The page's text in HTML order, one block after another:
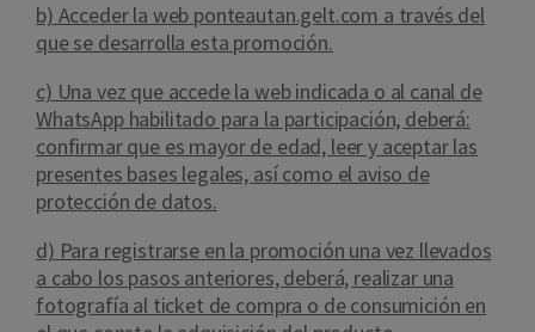
b) Acceder la web ponteautan.gelt.com a través del
que se desarrolla esta promoción.
c) Una vez que accede la web indicada o al canal de
WhatsApp habilitado para la participación, deberá:
confirmar que es mayor de edad, leer y aceptar las
presentes bases legales, así como el aviso de
protección de datos.
d) Para registrarse en la promoción una vez llevados
a cabo los pasos anteriores, deberá, realizar una
fotografía al ticket de compra o de consumición en